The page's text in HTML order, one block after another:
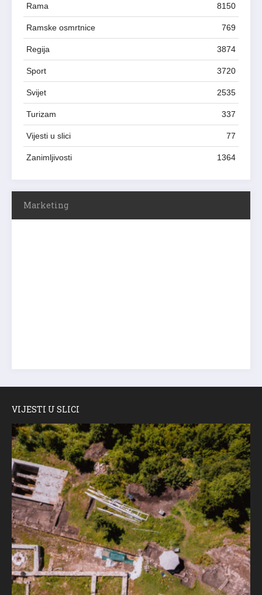
Rama 8150
Ramske osmrtnice 769
Regija 3874
Sport 3720
Svijet 2535
Turizam 337
Vijesti u slici 77
Zanimljivosti 1364
Marketing
VIJESTI U SLICI